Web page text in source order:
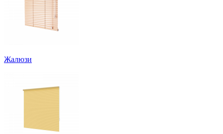
Жалюзи